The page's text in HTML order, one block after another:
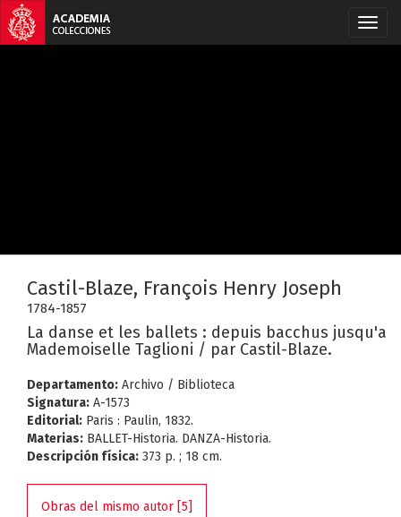
Castil-Blaze, François Henry Joseph
1784-1857
La danse et les ballets : depuis bacchus jusqu'a
Mademoiselle Taglioni / par Castil-Blaze.
Departamento: Archivo / Biblioteca
Signatura: A-1573
Editorial: Paris : Paulin, 1832.
Materias: BALLET-Historia. DANZA-Historia.
Descripción física: 373 p. ; 18 cm.
Obras del mismo autor [5]